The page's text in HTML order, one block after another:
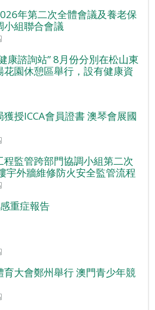
年第二次全體會議及養老保
小組聯合會議
康諮詢站” 8月份分別在松山東
園休憩區舉行，設有健康資
授ICCA會員證書 澳琴會展國
監管跨部門協調小組第二次
宇外牆維修防火安全監管流程
重症報告
大會鄭州舉行 澳門青少年競